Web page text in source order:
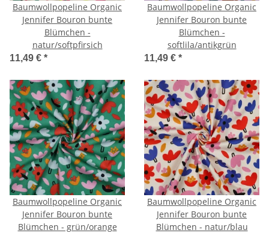
Baumwollpopeline Organic
Jennifer Bouron bunte
Blümchen -
natur/softpfirsich
11,49 € *
Baumwollpopeline Organic
Jennifer Bouron bunte
Blümchen -
softlila/antikgrün
11,49 € *
Baumwollpopeline Organic
Jennifer Bouron bunte
Blümchen - grün/orange
Baumwollpopeline Organic
Jennifer Bouron bunte
Blümchen - natur/blau